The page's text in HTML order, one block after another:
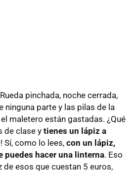
pinchada, noche cerrada,
ninguna parte y las pilas de la
maletero están gastadas. ¿Qué
de clase y tienes un lápiz a
Sí, como lo lees,con un lápiz,
puedes hacer una linterna. Eso
de esos que cuestan 5 euros,